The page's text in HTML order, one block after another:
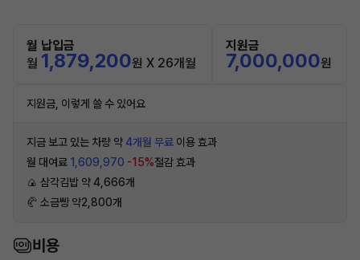
월 납입금
월 1,879,200원 X 26개월
지원금
7,000,000원
지원금, 이렇게 쓸 수 있어요
지금 보고 있는 차량 약4개월 무료 이용 효과
월 대여료 1,609,970 -15%절감 효과
🍙 삼각김밥 약 4,666개
🥐 소금빵 약2,800개
비용